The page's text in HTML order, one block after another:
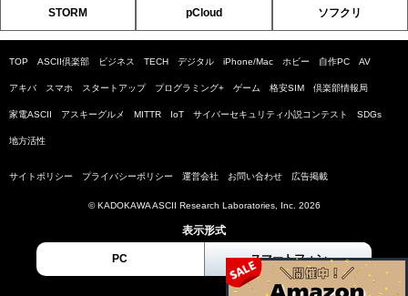
STORM pCloud ソフクリ
TOP ASCII倶楽部 ビジネス TECH デジタル iPhone/Mac ホビー 自作PC AV
アキバ スマホ スタートアップ プログラミング+ ゲーム 格安SIM 倶楽部情報局
家電ASCII アスキーグルメ MITTR IoT サイバーセキュリティ小説コンテスト SDGs
地方活性
サイトポリシー プライバシーポリシー 運営会社 お問い合わせ 広告掲載
© KADOKAWA ASCII Research Laboratories, Inc. 2026
表示形式
PC スマートフォン